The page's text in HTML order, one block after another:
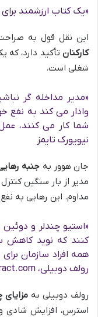
«یک کتاب ارزشمند
این نقل قول به
کارکنان تأکید دارد، که
شغلی است.
«مدیر مداخله گر
وادار می کند به نفع
شما کار می کنند،
نیویورک تایمز
جان هوور به جنبه
مدیر از بار سنگین
مداوم. این رهایی به
«استیو چندلر و
کنند که نوید کاهش
همه افراد سازمان
رولف دوبیلی، getAbstract.com
رولف دوبیلی به
استرس، افزایش شادی